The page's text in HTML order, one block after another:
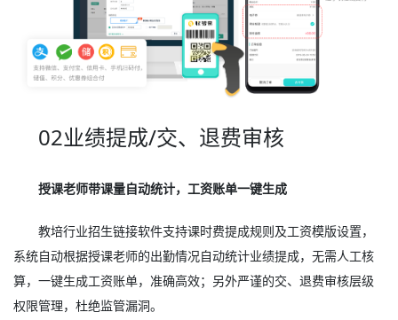
02业绩提成/交、退费审核
授课老师带课量自动统计，工资账单一键生成
教培行业招生链接软件支持课时费提成规则及工资模版设置，
系统自动根据授课老师的出勤情况自动统计业绩提成，无需人工核
算，一键生成工资账单，准确高效；另外严谨的交、退费审核层级
权限管理，杜绝监管漏洞。